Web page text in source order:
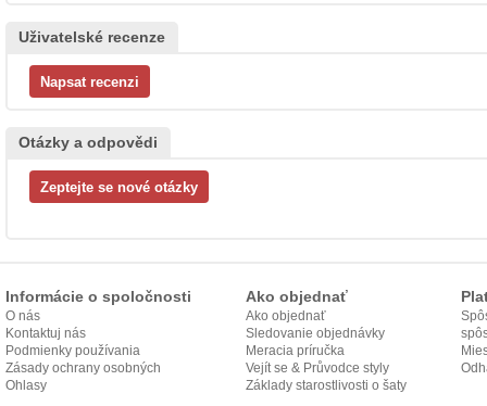
Uživatelské recenze
Otázky a odpovědi
Informácie o spoločnosti
O nás
Kontaktuj nás
Podmienky používania
Zásady ochrany osobných
údajov
Ohlasy
Ako objednať
Ako objednať
Sledovanie objednávky
Meracia príručka
Vejít se & Průvodce styly
Základy starostlivosti o šaty